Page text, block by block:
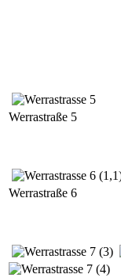
Werrastraße 5
Werrastraße 6